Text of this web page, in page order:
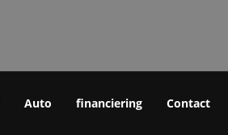
Auto financiering Contact